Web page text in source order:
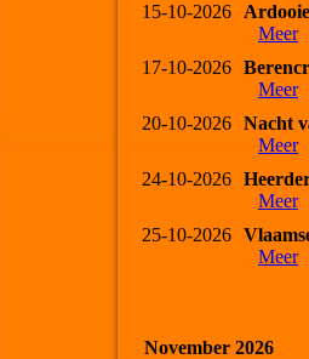
15-10-2026
Meer
17-10-2026
Meer
20-10-2026 Nacht
Meer
24-10-2026
Meer
25-10-2026
Meer
November 2026